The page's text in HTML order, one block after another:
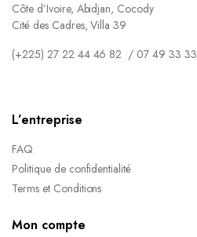
Côte d’Ivoire, Abidjan, Cocody
Cité des Cadres, Villa 39
(+225) 27 22 44 46 82 / 07 49 33
L’entreprise
FAQ
Politique de confidentialité
Terms et Conditions
Mon compte